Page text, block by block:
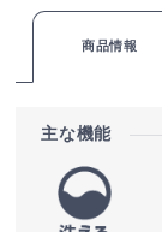
商品情報
主な機能